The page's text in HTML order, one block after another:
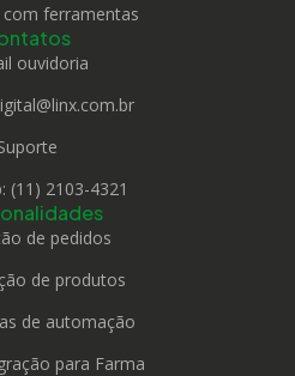
ferramentas
ouvidoria
(11) 2103-4321
de pedidos
de produtos
de automação
para Farma